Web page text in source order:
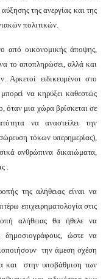
της ανεργίας και της
πολιτικών.
από οικονομικής άποψης,
το αποπληρώσει, αλλά και
ειδικευμένοι στο
να κηρύξει καθεστώς
όταν μια χώρα βρίσκεται σε
να αναστείλει την
τόκων υπερημερίας),
ανθρώπινα δικαιώματα,
.
της αλήθειας είναι να
επιχειρηματολογία στις
αλήθειας θα ήθελε να
δημοσιογράφους, ώστε να
την άμεση σχέση
και στην υποβάθμιση των